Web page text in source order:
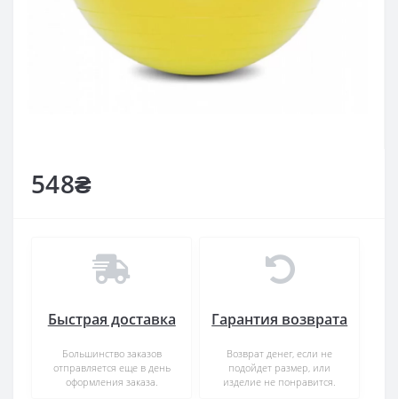
548₴
Быстрая доставка
Большинство заказов
отправляется еще в день
оформления заказа.
Гарантия возврата
Возврат денег, если не
подойдет размер, или
изделие не понравится.